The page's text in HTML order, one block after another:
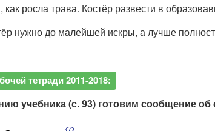
росла трава. Костёр развести в
нужно до малейшей искры, а лучше
тетради 2011-2018:
учебника (с. 93) готовим сообщение